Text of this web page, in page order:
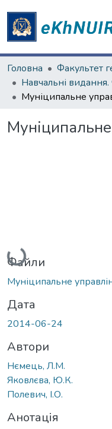
Головна
Муніципальне
Вантажиться...
Файли
Муніципальне
Дата
2014-06-24
Автори
Нємець, Л.М.
Яковлєва, Ю.К.
Полевич, І.О.
Анотація